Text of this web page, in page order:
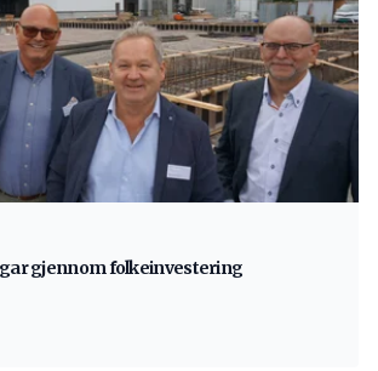
gjennom folkeinvestering